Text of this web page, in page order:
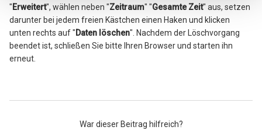
" Erweitert", wählen neben "Zeitraum" "Gesamte Zeit" aus, setzen
darunter bei jedem freien Kästchen einen Haken und klicken
unten rechts auf " Daten löschen". Nachdem der Löschvorgang
beendet ist, schließen Sie bitte Ihren Browser und starten ihn
erneut.
War dieser Beitrag hilfreich?